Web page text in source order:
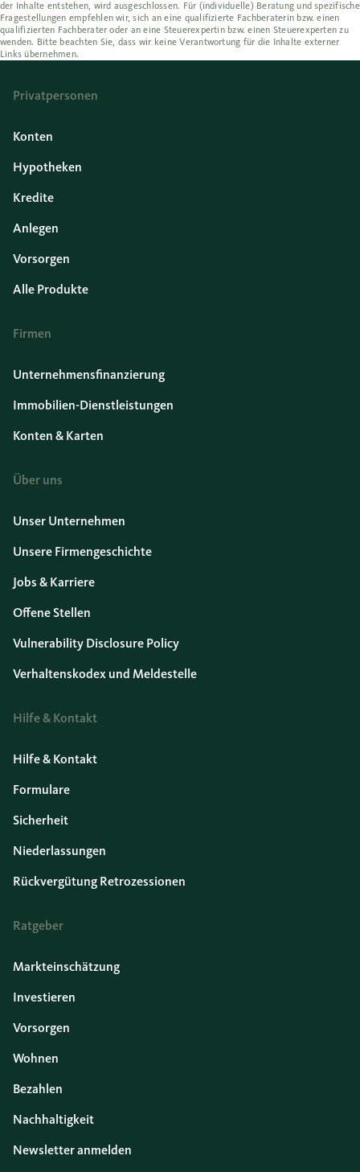
der Inhalte entstehen, wird ausgeschlossen. Für (individuelle) Beratung und spezifische
Fragestellungen empfehlen wir, sich an eine qualifizierte Fachberaterin bzw. einen
qualifizierten Fachberater oder an eine Steuerexpertin bzw. einen Steuerexperten zu
wenden. Bitte beachten Sie, dass wir keine Verantwortung für die Inhalte externer
Links übernehmen.
Privatpersonen
Konten
Hypotheken
Kredite
Anlegen
Vorsorgen
Alle Produkte
Firmen
Unternehmensfinanzierung
Immobilien-Dienstleistungen
Konten & Karten
Über uns
Unser Unternehmen
Unsere Firmengeschichte
Jobs & Karriere
Offene Stellen
Vulnerability Disclosure Policy
Verhaltenskodex und Meldestelle
Hilfe & Kontakt
Hilfe & Kontakt
Formulare
Sicherheit
Niederlassungen
Rückvergütung Retrozessionen
Ratgeber
Markteinschätzung
Investieren
Vorsorgen
Wohnen
Bezahlen
Nachhaltigkeit
Newsletter anmelden